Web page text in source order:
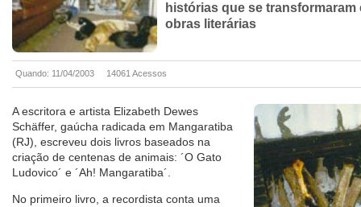
histórias que se transformaram
obras literárias
Quando: 11/04/2003 14061 Acessos
A escritora e artista Elizabeth Dewes
Schäffer, gaúcha radicada em Mangaratiba
(RJ), escreveu dois livros baseados na
criação de centenas de animais: ´O Gato
Ludovico´ e ´Ah! Mangaratiba´.
No primeiro livro, a recordista conta uma